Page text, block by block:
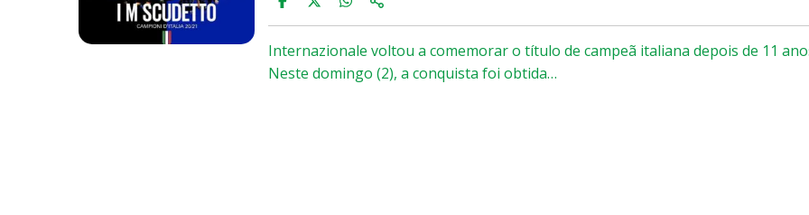
Internazionale voltou a comemorar o título de campeã italiana depois de 11
Neste domingo (2), a conquista foi obtida…